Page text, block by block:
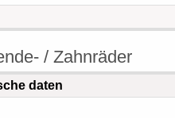
/ Zahnräder
daten